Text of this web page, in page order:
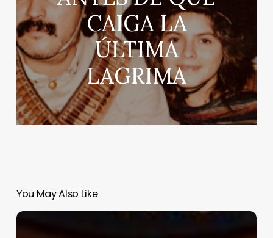
CAIGA LA
ÚLTIMA
LAGRIMA
You May Also Like
Fuerte
discurso